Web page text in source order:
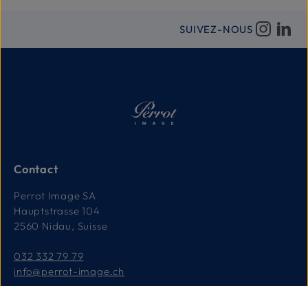
SUIVEZ-NOUS
Contact
Perrot Image SA
Hauptstrasse 104
2560 Nidau, Suisse
032 332 79 79
info@perrot-image.ch